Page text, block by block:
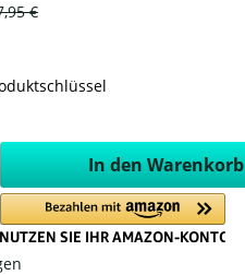
€
In den Warenkorb